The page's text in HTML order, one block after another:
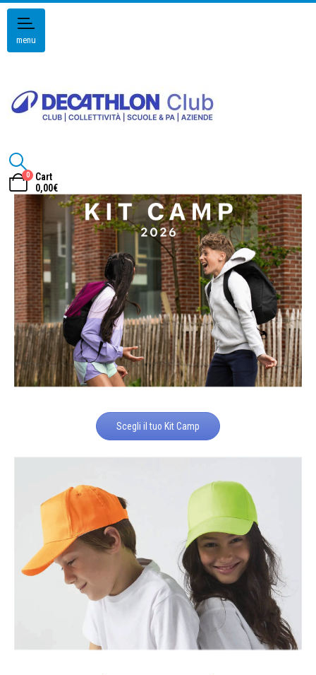
menu
0
Cart
0,00€
Scegli il tuo Kit Camp